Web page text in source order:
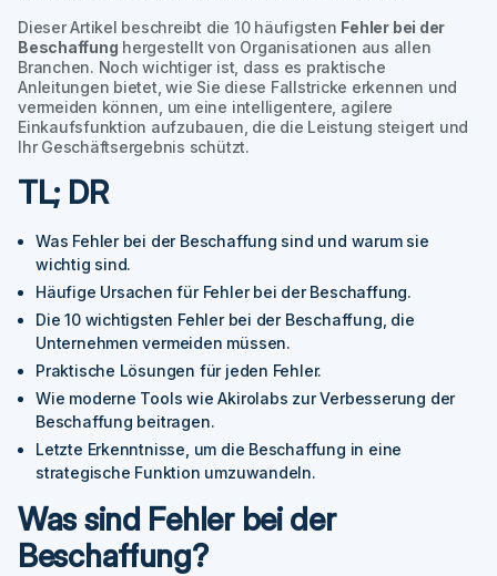
Dieser Artikel beschreibt die 10 häufigsten Fehler bei der
Beschaffung hergestellt von Organisationen aus allen
Branchen. Noch wichtiger ist, dass es praktische
Anleitungen bietet, wie Sie diese Fallstricke erkennen und
vermeiden können, um eine intelligentere, agilere
Einkaufsfunktion aufzubauen, die die Leistung steigert und
Ihr Geschäftsergebnis schützt.
TL; DR
Was Fehler bei der Beschaffung sind und warum sie
wichtig sind.
Häufige Ursachen für Fehler bei der Beschaffung.
Die 10 wichtigsten Fehler bei der Beschaffung, die
Unternehmen vermeiden müssen.
Praktische Lösungen für jeden Fehler.
Wie moderne Tools wie Akirolabs zur Verbesserung der
Beschaffung beitragen.
Letzte Erkenntnisse, um die Beschaffung in eine
strategische Funktion umzuwandeln.
Was sind Fehler bei der
Beschaffung?